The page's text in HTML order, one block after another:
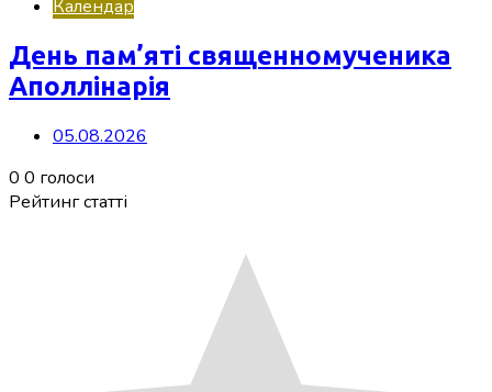
Календар
День пам’яті священномученика
Аполлінарія
05.08.2026
0 0 голоси
Рейтинг статті